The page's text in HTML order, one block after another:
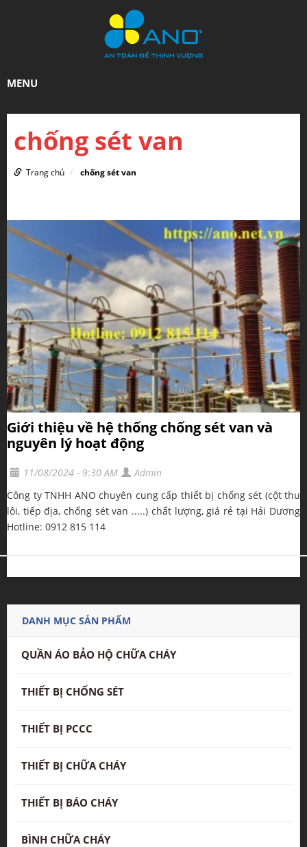
MENU
chống sét van
Trang chủ chống sét van
Giới thiệu về hệ thống chống sét van và
nguyên lý hoạt động
11/08/2024 - 9:30 AM
Admin
Công ty TNHH ANO chuyên cung cấp thiết bị chống sét (cột thu
lôi, tiếp địa, chống sét van .....) chất lượng, giá rẻ tại Hải Dương
Hotline: 0912 815 114
DANH MỤC SẢN PHẨM
QUẦN ÁO BẢO HỘ CHỮA CHÁY
THIẾT BỊ CHỐNG SÉT
THIẾT BỊ PCCC
THIẾT BỊ CHỮA CHÁY
THIẾT BỊ BÁO CHÁY
BÌNH CHỮA CHÁY